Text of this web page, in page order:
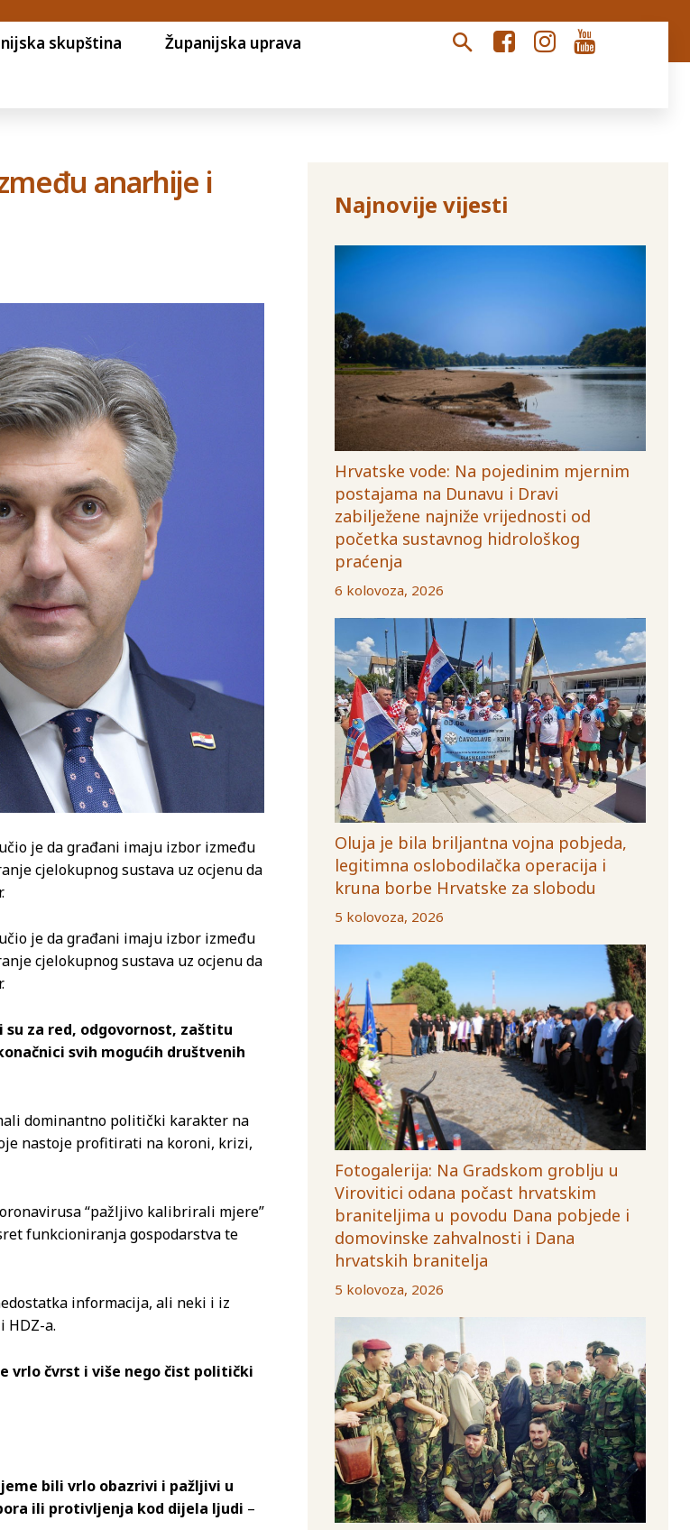
skupština Županijska uprava
anarhije i
je da građani imaju izbor između
cjelokupnog sustava uz ocjenu da
je da građani imaju izbor između
cjelokupnog sustava uz ocjenu da
za red, odgovornost, zaštitu
svih mogućih društvenih
dominantno politički karakter na
nastoje profitirati na koroni, krizi,
“pažljivo kalibrirali mjere”
funkcioniranja gospodarstva te
informacija, ali neki i iz
HDZ-a.
vrlo čvrst i više nego čist politički
bili vrlo obazrivi i pažljivi u
ili protivljenja kod dijela ljudi –
Najnovije vijesti
Hrvatske vode: Na pojedinim mjernim
postajama na Dunavu i Dravi
zabilježene najniže vrijednosti od
početka sustavnog hidrološkog
praćenja
6 kolovoza, 2026
Oluja je bila briljantna vojna pobjeda,
legitimna oslobodilačka operacija i
kruna borbe Hrvatske za slobodu
5 kolovoza, 2026
Fotogalerija: Na Gradskom groblju u
Virovitici odana počast hrvatskim
braniteljima u povodu Dana pobjede i
domovinske zahvalnosti i Dana
hrvatskih branitelja
5 kolovoza, 2026